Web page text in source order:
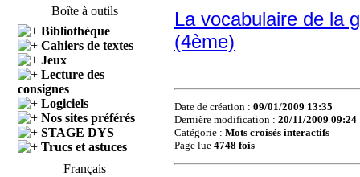
Boîte à outils
Bibliothèque
Cahiers de textes
Jeux
Lecture des
consignes
Logiciels
Nos sites préférés
STAGE DYS
Trucs et astuces
Français
La vocabulaire de la
(4ème)
Date de création : 09/01/2009 13:35
Dernière modification : 20/11/2009 09:24
Catégorie : Mots croisés interactifs
Page lue 4748 fois